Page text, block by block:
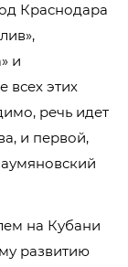
Краснодара
и
всех этих
речь идет
и первой,
на Кубани
развитию